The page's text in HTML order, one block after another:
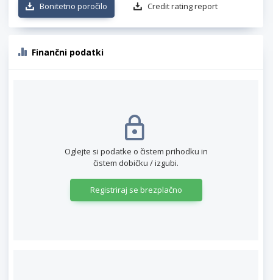
Bonitetno poročilo Credit rating report
Finančni podatki
Oglejte si podatke o čistem prihodku in
čistem dobičku / izgubi.
Registriraj se brezplačno